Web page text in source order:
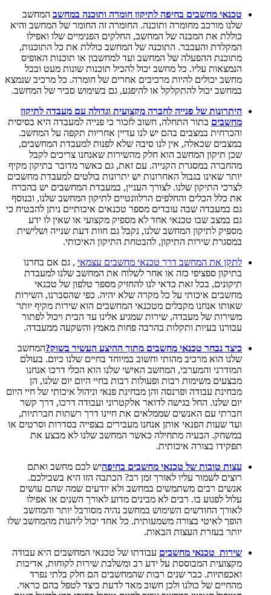
טכנאי מחשבים בחיפה לתיקון חומרה ותוכנה במחשב המחשב
שלנו מורכב מחומרה ותוכנה. החומרה זה החומר של המחשב והיא
כוללת את המבנה של המחשב, החלקים הפנימיים שלו ואפילו
המקלדת והעכבר. התוכנה של המחשב כוללת את כל התוכנות,
מתוכנת ההפעלה של המחשב ועד למחשבון או תוכנות האופיס
הנמצאות עליו. כל מחשב יכול להכיל תוכנות שונות מעט ובכל
מחשב יכולים להיות מרכיבים אחרים של חומרה. כל מרכיב שנמצא
במחשב יכול להתקלקל או להיפגע, גם בשימוש סביר של המחשב.
היתרונות של פנייה לחברה מקצועית וגדולה עם מעבדה לתיקון
מחשבים בתור התחלה, חשוב לזכור כי פנייה למעבדה היא בסיסית
והכרחית במצבים בהם יש לנו עדיין אחריות תקפה על המחשב.
במצבים שכאלה, אין לנו סיבה שלא לפנות למעבדת המחשבים,
שכן תיקון המחשב הוא חלק מהשירות שאנחנו צריכים לקבל
מהחברה במסגרת הקנייה. עם זאת, גם כאשר מדובר בתיקון מקיף
יותר שאינו בגבול האחרונות יש יתרונות בולטים למעבדת מחשבים
לצרכי התיקון שלנו. לצורך העניין, במעבדת המחשבים יש בהכרח
את כלל הכלים והחלפים הרלוונטיים לתיקון המחשב שלנו, ובנוסף
גם במעבדה שבה עובדים מספר טכנאים איכותיים ניתן להבטיח כי
גם במצב שבו טכנאי אחד לא מספיק מקצועי או שאין לו ידע
מספיק לתיקון המחשב שלנו, נקבל גם חוות דעת שנייה ושלישית
במסגרת שירות התיקון, להבטחת התיקון האיכותי.
לתקן את המחשב דרך טכנאי מחשבים עצמאי , גם אם בחרנו
בתיקון ספציפי כזה או אחר לשלוח את המחשב שלנו למעבדת
תיקונים, בכל זאת כדאי לנו להחזיק מספר טלפון של טכנאי
מחשבים איכותי על כל מקרה שלא יהיה. כפי שהסברנו, השירות
שאותו אנחנו מקבלים מטכנאי המחשבים הוא שירות מקיף יותר
משירות של מעבדה, שירות שמגיע אלינו עד הבית ויכול לפתור
עבורנו בעיות ותקלות בהרבה פחות מאמץ והשקעה ממעבדה.
כיצד נבחר טכנאי מחשבים מתוך ההיצע העשיר בשוק?המחשב
שלנו הוא מרכיב מהותי וחשוב במיוחד בחיים שלנו כיום. בעולם
המודרני והמערבי, המחשב האישי שלנו הוא הכלי דרכו אנחנו
מבצעים משימות רבות ופעולות רבות בחיי היום יום שלנו, הן
מבחינת עבודה ופרנסה והן מבחינת פנאי וניהול איכותי של חיי היום
יום שלנו. החל בגישה לדואר אלקטרוני ועבודה דרכו, דרך קשר
חברתי עם האנשים שממלאים את חיינו דרך רשתות חברתיות,
ועד שעות הפנאי אותן אנחנו מעבירים בצפייה בסדרות וסרטים או
במשחק. הבעיה מתחילה כאשר המחשב שלנו לא מבצע את
תפקידו בצורה איכותית.
עצות טובות של טכנאי מחשבים בחיפהיש לכם מחשב ואתם
רוצים לשמור עליו לאורך זמן רב? הכתבה הזו היא בשבילכם.
אנשים רבים משתמשים במחשב ולא יודעים שמה שהם עושים
עלול לפגוע בו. רבים לא מבינים מדוע לאורך השנים או אפילו
לאורך החודשים השימוש במחשב נהיה מסורבל יותר והמחשב
הופך לאיטי בצורה משמעותית. כל אחד יכול ליהנות מהמחשב שלו
יותר בעזרת העצות הבאות.
שירות טכנאי מחשבים עבודתו של טכנאי המחשבים היא עבודה
מקצועית המבוססת על ידע רב ומשלבת שירות לקוחות, אדיבות
ואכפתיות. כבר שנים רבות שהמחשבים הם חלק בלתי נפרד
מהחיים של כולנו ולכן חשוב מאד לדעת כיצד לטפל בהם כראוי.